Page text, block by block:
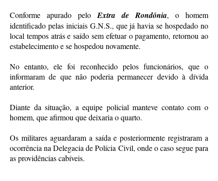
Conforme apurado pelo Extra de Rondônia, o homem
identificado pelas iniciais G.N.S., que já havia se hospedado no
local tempos atrás e saído sem efetuar o pagamento, retornou ao
estabelecimento e se hospedou novamente.
No entanto, ele foi reconhecido pelos funcionários, que o
informaram de que não poderia permanecer devido à dívida
anterior.
Diante da situação, a equipe policial manteve contato com o
homem, que afirmou que deixaria o quarto.
Os militares aguardaram a saída e posteriormente registraram a
ocorrência na Delegacia de Polícia Civil, onde o caso segue para
as providências cabíveis.